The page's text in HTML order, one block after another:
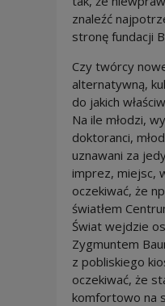
znaleźć
stronę fundacji
Czy twórcy
alternatywną,
do jakich
Na ile młodzi,
doktoranci,
uznawani za
imprez, miejsc,
oczekiwać, że
światłem
Świat wejdzie
Zygmuntem
z pobliskiego
oczekiwać, że
komfortowo na